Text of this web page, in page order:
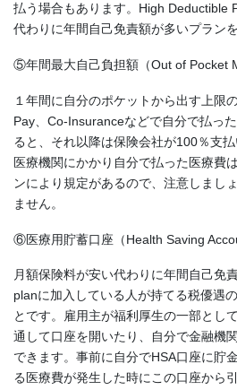
払う場合もあります。High Deductible
代わりに年間自己免責額が多いプランを
⑤年間最大自己負担額（Out of Pocket
１年間に自分のポケットから出す上限
Pay、Co-Insuranceなどで自分で払っ
ると、それ以降は保険会社が100％支
医療機関にかかり自分で払った医療費
ンにより規定があるので、注意しまし
ません。
⑥医療用貯蓄口座（Health Saving
月額保険料が安い代わりに年間自己免
planに加入している人が持てる税優遇
とです。雇用主が福利厚生の一部とし
通して口座を開いたり、自分で金融機
できます。事前に自分でHSA口座に貯
る医療費が発生した時にこの口座から